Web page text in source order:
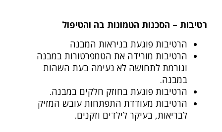
רטיבות – הסכנות הטמונות בה והטיפול
הרטיבות פוגעת בניראות המבנה
הרטיבות מורידה את הטמפרטורות במבנה
וגורמת לתחושה לא נעימה בעת השהות
במבנה.
הרטיבות פוגעת בחוזק חלקים במבנה.
הרטיבות מעודדת התפתחות עובש המזיק
לבריאות, בעיקר לילדים וזקנים.